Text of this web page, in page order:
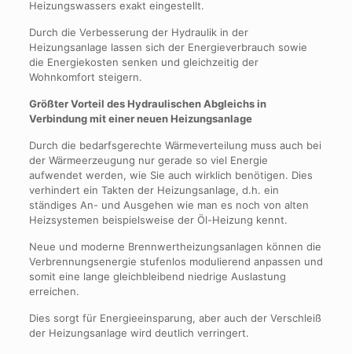
Heizungswassers exakt eingestellt.
Durch die Verbesserung der Hydraulik in der
Heizungsanlage lassen sich der Energieverbrauch sowie
die Energiekosten senken und gleichzeitig der
Wohnkomfort steigern.
Größter Vorteil des Hydraulischen Abgleichs in
Verbindung mit einer neuen Heizungsanlage
Durch die bedarfsgerechte Wärmeverteilung muss auch bei
der Wärmeerzeugung nur gerade so viel Energie
aufwendet werden, wie Sie auch wirklich benötigen. Dies
verhindert ein Takten der Heizungsanlage, d.h. ein
ständiges An- und Ausgehen wie man es noch von alten
Heizsystemen beispielsweise der Öl-Heizung kennt.
Neue und moderne Brennwertheizungsanlagen können die
Verbrennungsenergie stufenlos modulierend anpassen und
somit eine lange gleichbleibend niedrige Auslastung
erreichen.
Dies sorgt für Energieeinsparung, aber auch der Verschleiß
der Heizungsanlage wird deutlich verringert.